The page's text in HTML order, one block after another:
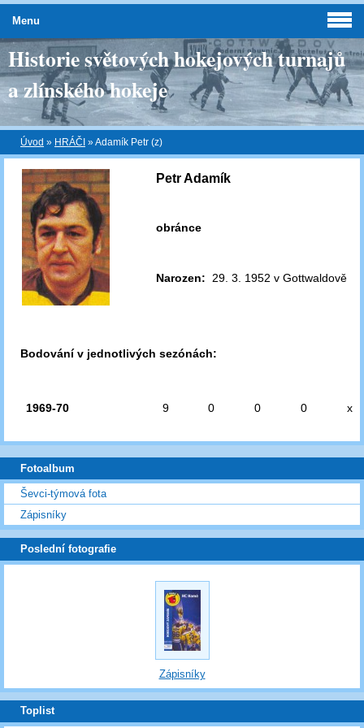
Historie světových hokejových turnajů
a zlínského hokeje
Úvod » HRÁČI »Adamík Petr (z)
Petr Adamík
obránce
Narozen: 29. 3. 1952 v Gottwaldově
Bodování v jednotlivých sezónách:
1969-70 9 0 0 0 x
Menu
Fotoalbum
Ševci-týmová fota
Zápisníky
Poslední fotografie
Zápisníky
Toplist